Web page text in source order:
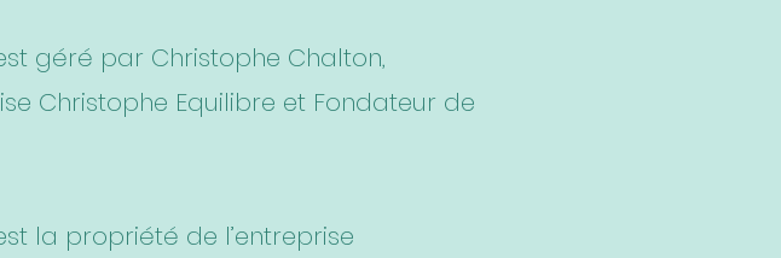
géré par Christophe Chalton,
Christophe Equilibre et Fondateur de
la propriété de l’entreprise